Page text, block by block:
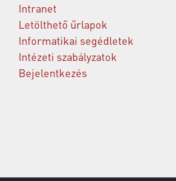
Intranet
Letölthető űrlapok
Informatikai segédletek
Intézeti szabályzatok
Bejelentkezés